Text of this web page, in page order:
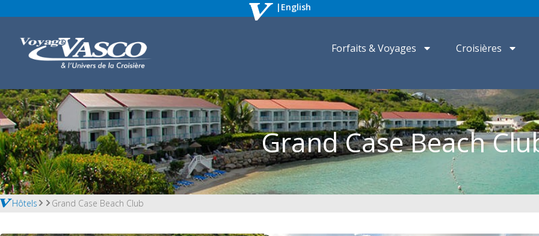
| English
Forfaits & Voyages Croisières
Grand Case Beach
Hôtels Grand Case Beach Club